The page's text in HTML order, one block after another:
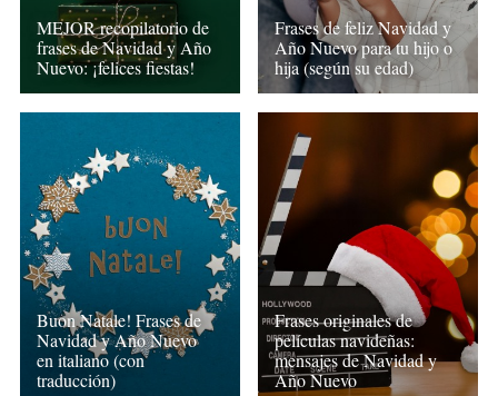
MEJOR recopilatorio de
frases de Navidad y Año
Nuevo: ¡felices fiestas!
Frases de feliz Navidad y
Año Nuevo para tu hijo o
hija (según su edad)
Buon Natale! Frases de
Navidad y Año Nuevo
en italiano (con
traducción)
Frases originales de
películas navideñas:
mensajes de Navidad y
Año Nuevo